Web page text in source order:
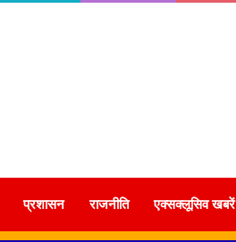
प्रशासन राजनीति एक्सक्लूसिव खबरें